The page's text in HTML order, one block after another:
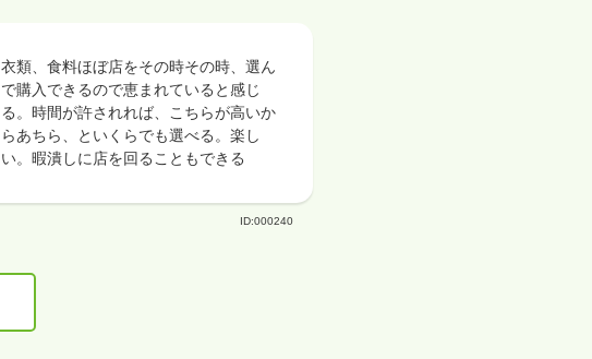
衣類、食料ほぼ店をその時その時、選ん
で購入できるので恵まれていると感じ
る。時間が許されれば、こちらが高いか
らあちら、といくらでも選べる。楽し
い。暇潰しに店を回ることもできる
ID:000240